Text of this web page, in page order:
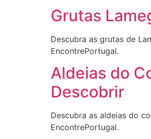
Grutas
Descubra as grutas de
EncontrePortugal.
Aldeias do
Descobrir
Descubra as aldeias do
EncontrePortugal.